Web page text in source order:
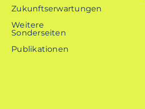
Zukunftserwartungen
Weitere
Sonderseiten
Publikationen